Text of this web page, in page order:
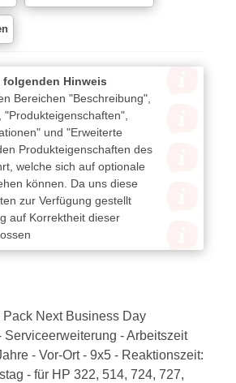
Hinweis
Bereichen "Beschreibung",
"Produkteigenschaften",
und "Erweiterte
Produkteigenschaften des
welche sich auf optionale
können. Da uns diese
zur Verfügung gestellt
auf Korrektheit dieser
Next Business Day
Serviceerweiterung - Arbeitszeit
- Vor-Ort - 9x5 - Reaktionszeit:
- für HP 322, 514, 724, 727,